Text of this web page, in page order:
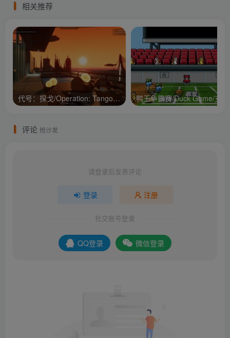
相关推荐
代号：探戈/Operation: Tango/支持网络联机
评论 抢沙发
请登录后发表评论
登录 注册
社交账号登录
QQ登录 微信登录